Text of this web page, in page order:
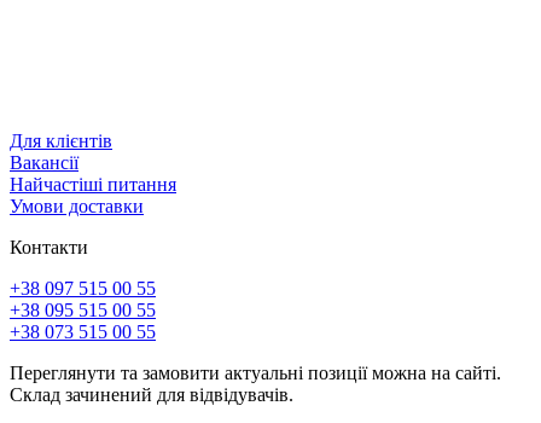
Для клієнтів
Вакансії
Найчастіші питання
Умови доставки
Контакти
+38 097 515 00 55
+38 095 515 00 55
+38 073 515 00 55
Переглянути та замовити актуальні позиції можна на сайті.
Склад зачинений для відвідувачів.